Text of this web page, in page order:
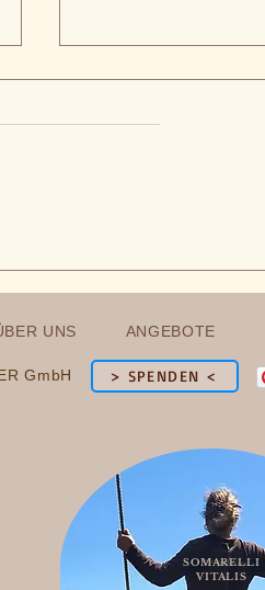
UNS ANGEBOTE
GmbH > SPENDEN <
SOMARELLI
VITALIS